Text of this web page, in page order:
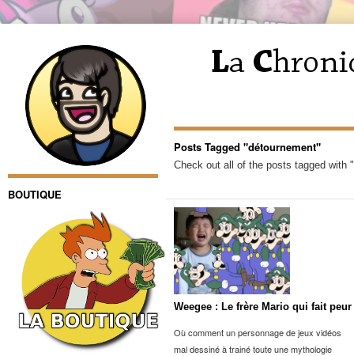
BOUTIQUE
Posts Tagged "détournement"
Check out all of the posts tagged with
Weegee : Le frère Mario qui fait peur
Où comment un personnage de jeux vidéos
mal dessiné à trainé toute une mythologie